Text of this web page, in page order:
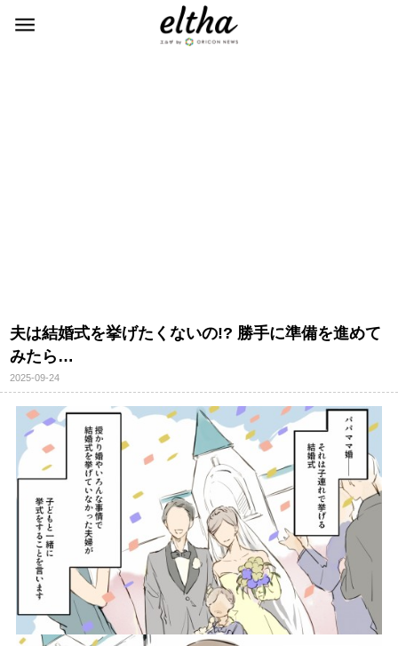
夫は結婚式を挙げたくないの!? 勝手に準備を進めて
みたら…
2025-09-24